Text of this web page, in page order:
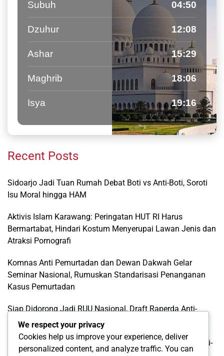
Subuh 04:50
Dzuhur 12:08
Ashar 15:29
Maghrib 18:06
Isya 19:16
Recent Posts
Sidoarjo Jadi Tuan Rumah Debat Boti vs Anti-Boti, Soroti
Isu Moral hingga HAM
Aktivis Islam Karawang: Peringatan HUT RI Harus
Bermartabat, Hindari Kostum Menyerupai Lawan Jenis dan
Atraksi Pornografi
Komnas Anti Pemurtadan dan Dewan Dakwah Gelar
Seminar Nasional, Rumuskan Standarisasi Penanganan
Kasus Pemurtadan
Siap Didorong Jadi RUU Nasional, Draft Raperda Anti-
LGBTQ+ Karawang Diterima Ust. Roinul Balad
Wujud Kontribusi Karawang: Cetuskan Draft Raperda Anti-
We respect your privacy
Cookies help us improve your experience, deliver
personalized content, and analyze traffic. You can